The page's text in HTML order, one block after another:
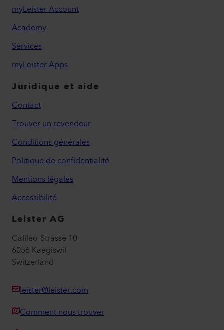
myLeister Account
Academy
Services
myLeister Apps
Juridique et aide
Contact
Trouver un revendeur
Conditions générales
Politique de confidentialité
Mentions légales
Accessibilité
Leister AG
Galileo-Strasse 10
6056 Kaegiswil
Switzerland
leister@leister.com
Comment nous trouver